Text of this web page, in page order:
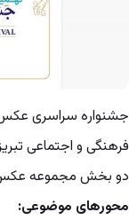
جشنواره سراسری عکس
فرهنگی و اجتماعی
دو بخش مجموعه عکس
محورهای موضوعی: